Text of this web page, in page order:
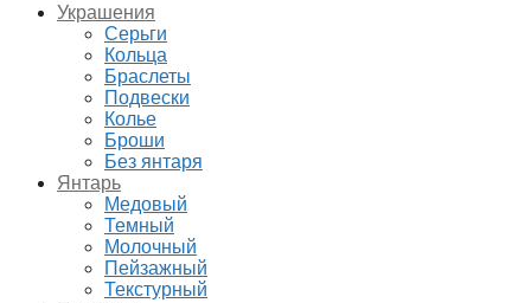
Украшения
Серьги
Кольца
Браслеты
Подвески
Колье
Броши
Без янтаря
Янтарь
Медовый
Темный
Молочный
Пейзажный
Текстурный